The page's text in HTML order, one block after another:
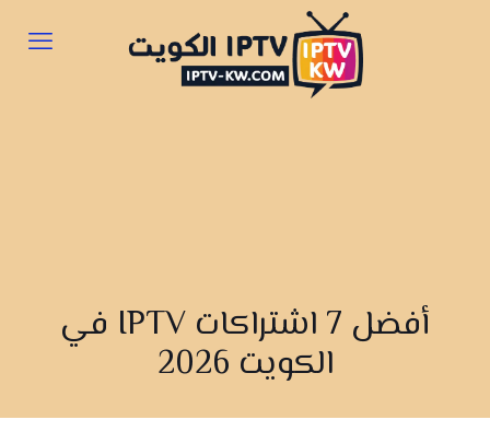
أفضل 7 اشتراكات IPTV في
الكويت 2026